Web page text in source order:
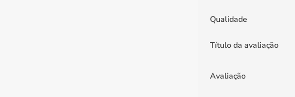
Qualidade
Título da avaliação
Avaliação